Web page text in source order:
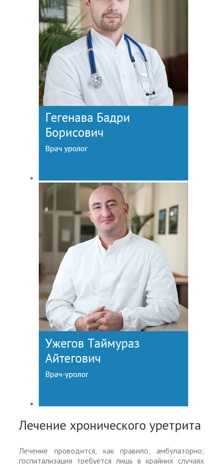
Лечение хронического уретрита
Лечение проводится, как правило, амбулаторно;
госпитализация требуется лишь в крайних случаях